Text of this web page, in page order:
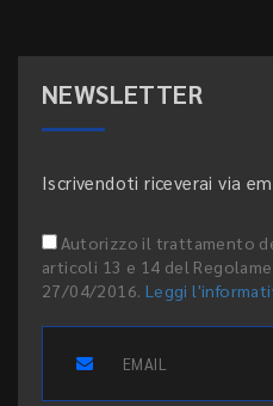
NEWSLETTER
Iscrivendoti riceverai via
Autorizzo il trattamento
articoli 13 e 14 del
27/04/2016. Leggi